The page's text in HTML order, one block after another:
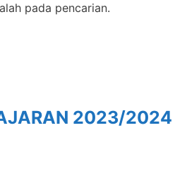
pada pencarian.
AJARAN 2023/2024